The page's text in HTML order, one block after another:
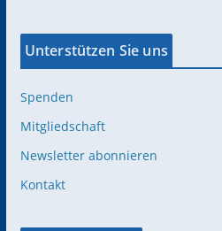
Unterstützen Sie uns
Spenden
Mitgliedschaft
Newsletter abonnieren
Kontakt